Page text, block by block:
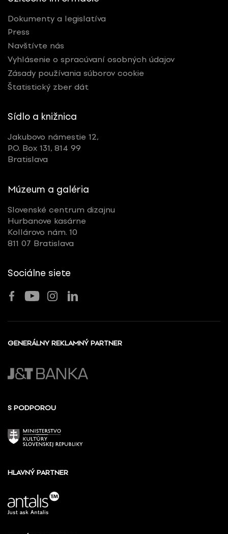
Dokumenty a legislatíva
Press
Navštívte nás
Vyhlásenie o spracúvaní osobných údajov
Zásady používania súborov cookie
Štatistický zber dát
Sídlo a knižnica
Jakubovo námestie 12,
P.O. Box 131, 814 99
Bratislava
Múzeum a galéria
Slovenské centrum dizajnu
Hurbanove kasárne
Kollárovo nám. 10
811 07 Bratislava
Sociálne siete
GENERÁLNY REKLAMNÝ PARTNER
S PODPOROU
HLAVNÝ PARTNER